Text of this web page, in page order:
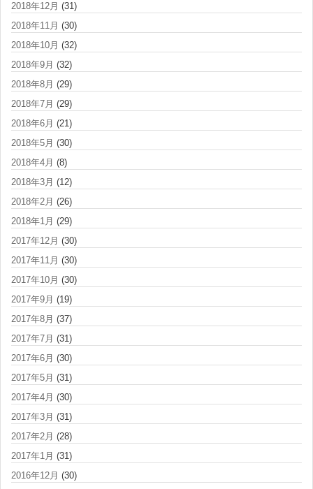
2018年12月 (31)
2018年11月 (30)
2018年10月 (32)
2018年9月 (32)
2018年8月 (29)
2018年7月 (29)
2018年6月 (21)
2018年5月 (30)
2018年4月 (8)
2018年3月 (12)
2018年2月 (26)
2018年1月 (29)
2017年12月 (30)
2017年11月 (30)
2017年10月 (30)
2017年9月 (19)
2017年8月 (37)
2017年7月 (31)
2017年6月 (30)
2017年5月 (31)
2017年4月 (30)
2017年3月 (31)
2017年2月 (28)
2017年1月 (31)
2016年12月 (30)